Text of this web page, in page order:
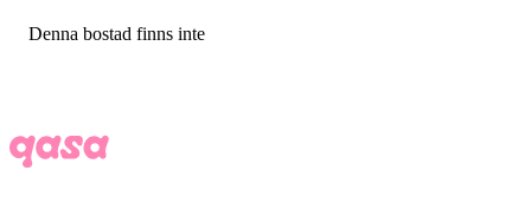
Denna bostad finns inte